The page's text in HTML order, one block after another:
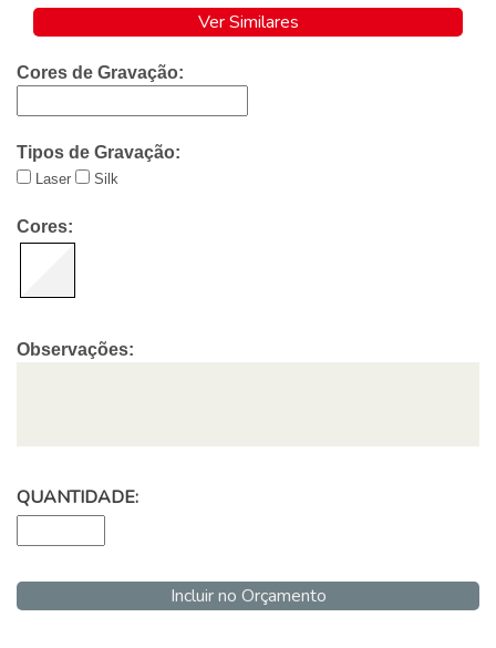
Ver Similares
Cores de Gravação:
Tipos de Gravação:
Laser Silk
Cores:
Observações:
QUANTIDADE:
Incluir no Orçamento